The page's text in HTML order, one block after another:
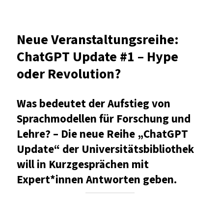
auf
Autopilot“
Neue Veranstaltungsreihe:
ChatGPT Update #1 – Hype
oder Revolution?
Was bedeutet der Aufstieg von
Sprachmodellen für Forschung und
Lehre? – Die neue Reihe „ChatGPT
Update“ der Universitätsbibliothek
will in Kurzgesprächen mit
Expert*innen Antworten geben.